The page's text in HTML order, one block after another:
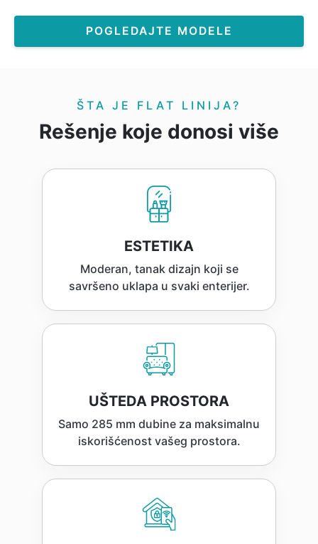
POGLEDAJTE MODELE
ŠTA JE FLAT LINIJA?
Rešenje koje donosi više
ESTETIKA
Moderan, tanak dizajn koji se
savršeno uklapa u svaki enterijer.
UŠTEDA PROSTORA
Samo 285 mm dubine za maksimalnu
iskorišćenost vašeg prostora.